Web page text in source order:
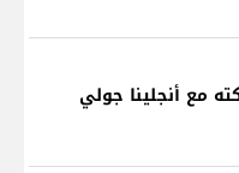
مع أنجلينا جولي